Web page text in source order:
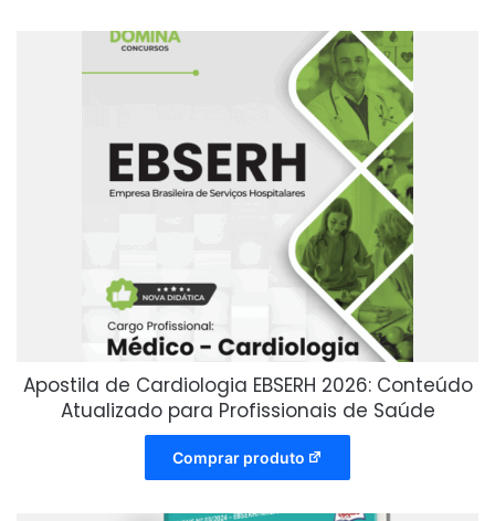
Apostila de Cardiologia EBSERH 2026: Conteúdo
Atualizado para Profissionais de Saúde
Comprar produto